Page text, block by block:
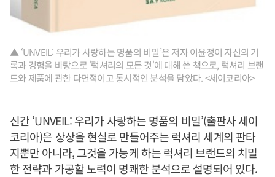
▲ ‘UNVEIL: 우리가 사랑하는 명품의 비밀’은 저자 이윤정이 자신의 기
록과 경험을 바탕으로 '럭셔리의 모든 것'에 대해 쓴 책으로, 럭셔리 브랜
드와 제품에 관한 다면적이고 통시적인 분석을 담았다. <세이코리아>
신간 ‘UNVEIL: 우리가 사랑하는 명품의 비밀’(출판사 세이
코리아)은 상상을 현실로 만들어주는 럭셔리 세계의 판타
지뿐만 아니라, 그것을 가능케 하는 럭셔리 브랜드의 치밀
한 전략과 가공할 노력이 명쾌한 분석으로 설명되어 있다.